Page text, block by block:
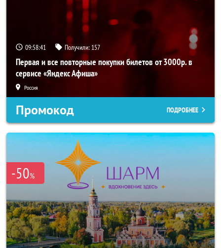
09:58:40 Получили: 157
Первая и все повторные покупки билетов от 3000р. в
сервисе «Яндекс Афиша»
Россия
Промокод ПОДРОБНЕЕ
-50%